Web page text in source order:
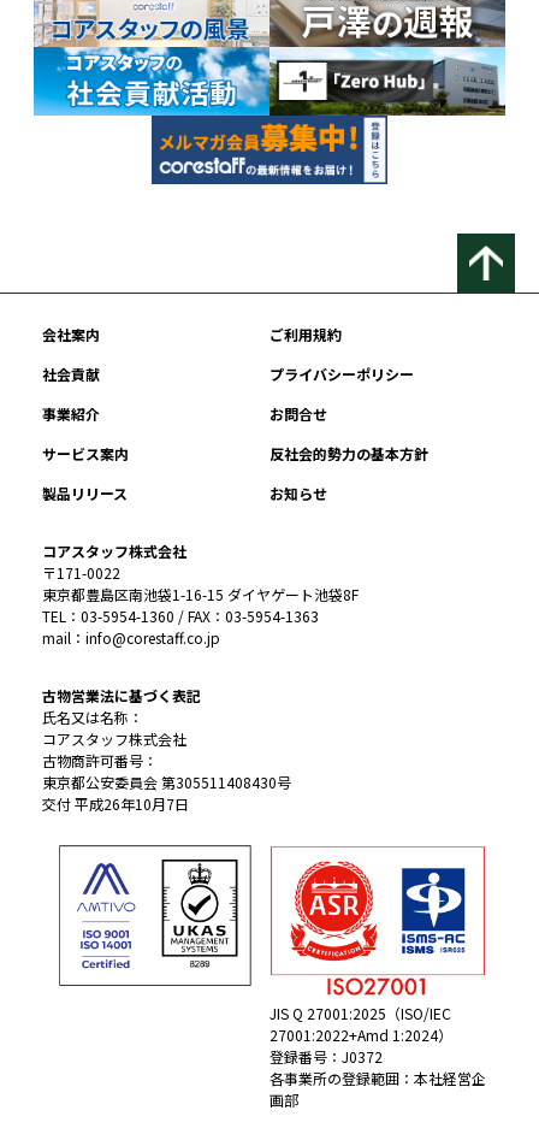
会社案内
ご利用規約
社会貢献
プライバシーポリシー
事業紹介
お問合せ
サービス案内
反社会的勢力の基本方針
製品リリース
お知らせ
コアスタッフ株式会社
〒171-0022
東京都豊島区南池袋1-16-15 ダイヤゲート池袋8F
TEL：03-5954-1360 / FAX：03-5954-1363
mail：info@corestaff.co.jp
古物営業法に基づく表記
氏名又は名称：
コアスタッフ株式会社
古物商許可番号：
東京都公安委員会 第305511408430号
交付 平成26年10月7日
JIS Q 27001:2025（ISO/IEC
27001:2022+Amd 1:2024）
登録番号：J0372
各事業所の登録範囲：本社経営企
画部